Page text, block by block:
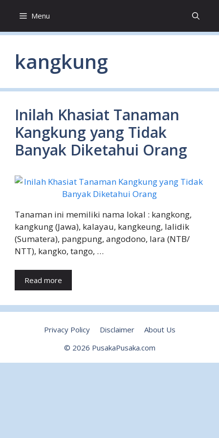
content
Menu
kangkung
Inilah Khasiat Tanaman
Kangkung yang Tidak
Banyak Diketahui Orang
Tanaman ini memiliki nama lokal : kangkong,
kangkung (Jawa), kalayau, kangkeung, lalidik
(Sumatera), pangpung, angodono, lara (NTB/
NTT), kangko, tango, …
Read more
Privacy Policy Disclaimer
About Us
© 2026 PusakaPusaka.com